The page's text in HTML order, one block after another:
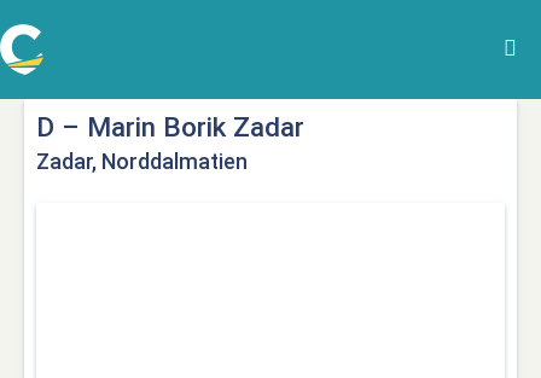
D – Marin Borik Zadar
Zadar, Norddalmatien